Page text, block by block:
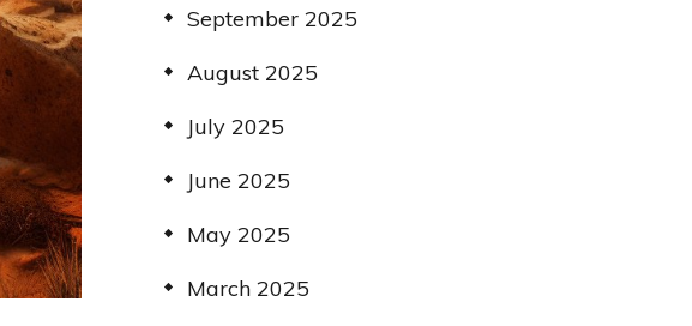
September 2025
August 2025
July 2025
June 2025
May 2025
March 2025